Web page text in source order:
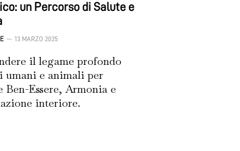
un Percorso di Salute e
13 MARZO 2025
il legame profondo
umani e animali per
Ben-Essere, Armonia e
interiore.